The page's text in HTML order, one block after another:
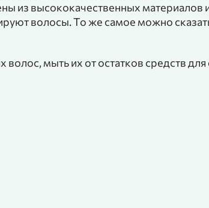
из высококачественных
волосы. То же самое можно
волос, мыть их от остатков средств